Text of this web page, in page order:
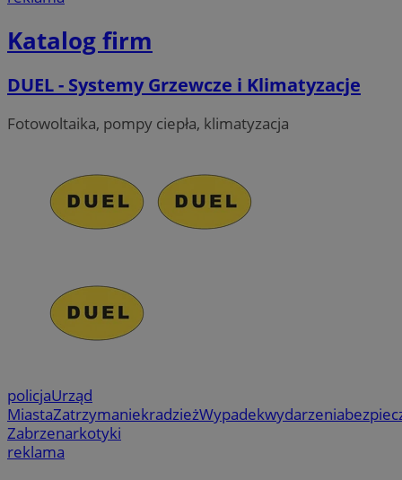
Katalog firm
DUEL - Systemy Grzewcze i Klimatyzacje
Fotowoltaika, pompy ciepła, klimatyzacja
policjaUrząd
MiastaZatrzymaniekradzieżWypadekwydarzenia
Zabrzenarkotyki
reklama